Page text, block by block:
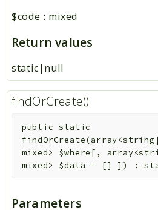
$code : mixed
Return values
static|null
findOrCreate()
public
static
findOrCreate(
mixed> $where [ ,
mixed> $data = [] ] ) :
Parameters